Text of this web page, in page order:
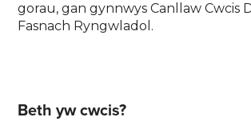
gorau, gan gynnwys Canllaw Cwcis
Fasnach Ryngwladol.
Beth yw cwcis?